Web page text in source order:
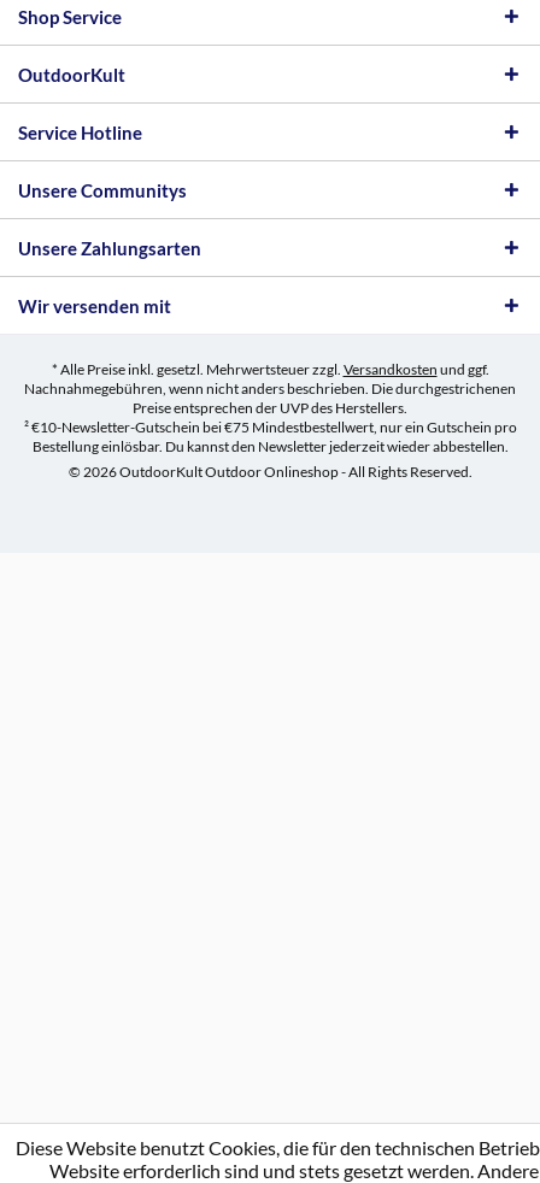
Shop Service
OutdoorKult
Service Hotline
Unsere Communitys
Unsere Zahlungsarten
Wir versenden mit
* Alle Preise inkl. gesetzl. Mehrwertsteuer zzgl. Versandkosten und ggf.
Nachnahmegebühren, wenn nicht anders beschrieben. Die durchgestrichenen
Preise entsprechen der UVP des Herstellers.
² €10-Newsletter-Gutschein bei €75 Mindestbestellwert, nur ein Gutschein pro
Bestellung einlösbar. Du kannst den Newsletter jederzeit wieder abbestellen.
© 2026 OutdoorKult Outdoor Onlineshop - All Rights Reserved.
Diese Website benutzt Cookies, die für den technischen
Website erforderlich sind und stets gesetzt werden. Andere